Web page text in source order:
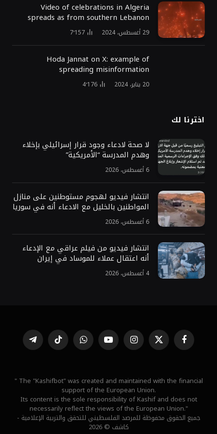
Video of celebrations in Algeria
spreads as from southern Lebanon
29 أغسطس، 2024 7٬157
Hoda Jannat on X: example of
spreading misinformation
20 يناير، 2024 4٬176
اخترنا لك
لا صحة لادعاء وجود قرار إسرائيلي بإخلاء
وهدم المدرسة “الأمريكية”
6 أغسطس، 2026
انتشار فيديو لهجوم مستوطنين على منازل
المواطنين بالخليل مع الادعاء أنه في سوريا
6 أغسطس، 2026
انتشار فيديو من فيلم عراقي مع الإدعاء
أنه اعتقال عملاء للموساد في إيران
4 أغسطس، 2026
فيسبوك X
(Twitter)
الانستغراميوتيوب واتساب تيكتوك تيلقرام
" The "Kashifbot" was created and maintained with the financial
support of the European Union.
Its content is the sole responsibility of Kashif and does not
necessarily reflect the views of the European Union."
جميع الحقوق محفوظة للمرصد الفلسطيني للتحقق والتربية الإعلامية -
كاشف © 2026